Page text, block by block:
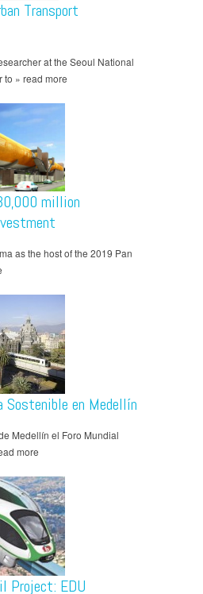
Transport
at the Seoul National
to » read more
million
as the host of the 2019 Pan
Sostenible en Medellín
Medellín el Foro Mundial
more
Project: EDU